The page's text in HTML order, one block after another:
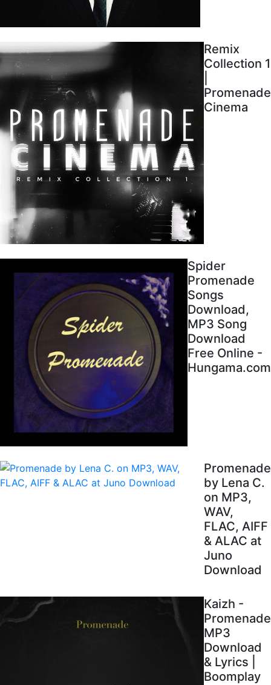
Remix
Collection 1
Promenade
Cinema
Spider
Promenade
Songs
Download,
MP3 Song
Download
Free Online -
Hungama.com
Promenade
by Lena C.
on MP3,
WAV,
FLAC, AIFF
& ALAC at
Juno
Download
Kaizh -
Promenade
MP3
Download
& Lyrics |
Boomplay